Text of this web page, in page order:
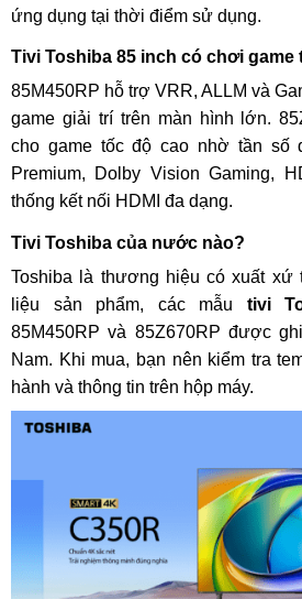
ứng dụng tại thời điểm sử dụng.
Tivi Toshiba 85 inch có chơi game
85M450RP hỗ trợ VRR, ALLM và
game giải trí trên màn hình lớn.
cho game tốc độ cao nhờ tần số
Premium, Dolby Vision Gaming,
thống kết nối HDMI đa dạng.
Tivi Toshiba của nước nào?
Toshiba là thương hiệu có xuất xứ
liệu sản phẩm, các mẫu tivi
85M450RP và 85Z670RP được
Nam. Khi mua, bạn nên kiểm tra
hành và thông tin trên hộp máy.